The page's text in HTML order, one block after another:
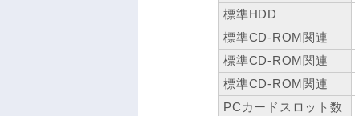
標準HDD
標準CD-ROM関連
標準CD-ROM関連
標準CD-ROM関連
PCカードスロット数